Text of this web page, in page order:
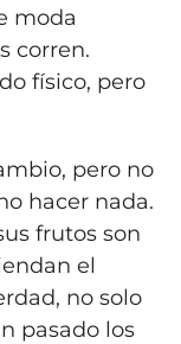
moda
corren.
físico, pero
pero no
hacer nada.
frutos son
el
no solo
pasado los